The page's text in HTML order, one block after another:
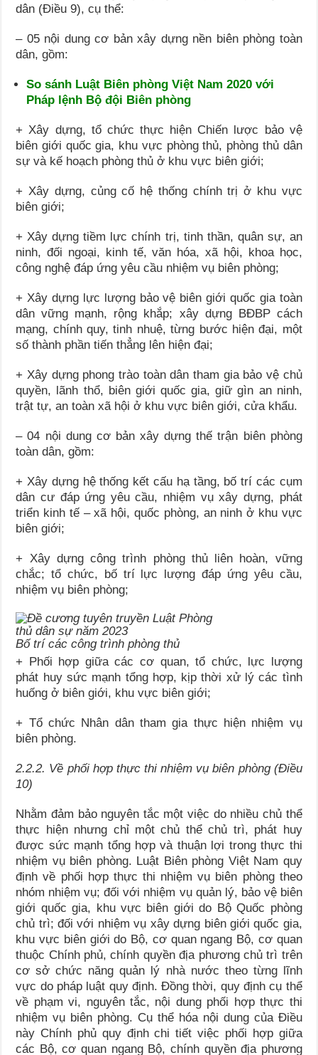
dân (Điều 9), cụ thể:
– 05 nội dung cơ bản xây dựng nền biên phòng toàn
dân, gồm:
So sánh Luật Biên phòng Việt Nam 2020 với
Pháp lệnh Bộ đội Biên phòng
+ Xây dựng, tổ chức thực hiện Chiến lược bảo vệ
biên giới quốc gia, khu vực phòng thủ, phòng thủ dân
sự và kế hoạch phòng thủ ở khu vực biên giới;
+ Xây dựng, củng cố hệ thống chính trị ở khu vực
biên giới;
+ Xây dựng tiềm lực chính trị, tinh thần, quân sự, an
ninh, đối ngoại, kinh tế, văn hóa, xã hội, khoa học,
công nghệ đáp ứng yêu cầu nhiệm vụ biên phòng;
+ Xây dựng lực lượng bảo vệ biên giới quốc gia toàn
dân vững mạnh, rộng khắp; xây dựng BĐBP cách
mạng, chính quy, tinh nhuệ, từng bước hiện đại, một
số thành phần tiến thẳng lên hiện đại;
+ Xây dựng phong trào toàn dân tham gia bảo vệ chủ
quyền, lãnh thổ, biên giới quốc gia, giữ gìn an ninh,
trật tự, an toàn xã hội ở khu vực biên giới, cửa khẩu.
– 04 nội dung cơ bản xây dựng thế trận biên phòng
toàn dân, gồm:
+ Xây dựng hệ thống kết cấu hạ tầng, bố trí các cụm
dân cư đáp ứng yêu cầu, nhiệm vụ xây dựng, phát
triển kinh tế – xã hội, quốc phòng, an ninh ở khu vực
biên giới;
+ Xây dựng công trình phòng thủ liên hoàn, vững
chắc; tổ chức, bố trí lực lượng đáp ứng yêu cầu,
nhiệm vụ biên phòng;
Bố trí các công trình phòng thủ
+ Phối hợp giữa các cơ quan, tổ chức, lực lượng
phát huy sức mạnh tổng hợp, kịp thời xử lý các tình
huống ở biên giới, khu vực biên giới;
+ Tổ chức Nhân dân tham gia thực hiện nhiệm vụ
biên phòng.
2.2.2. Về phối hợp thực thi nhiệm vụ biên phòng (Điều
10)
Nhằm đảm bảo nguyên tắc một việc do nhiều chủ thể
thực hiện nhưng chỉ một chủ thể chủ trì, phát huy
được sức mạnh tổng hợp và thuận lợi trong thực thi
nhiệm vụ biên phòng. Luật Biên phòng Việt Nam quy
định về phối hợp thực thi nhiệm vụ biên phòng theo
nhóm nhiệm vụ; đối với nhiệm vụ quản lý, bảo vệ biên
giới quốc gia, khu vực biên giới do Bộ Quốc phòng
chủ trì; đối với nhiệm vụ xây dựng biên giới quốc gia,
khu vực biên giới do Bộ, cơ quan ngang Bộ, cơ quan
thuộc Chính phủ, chính quyền địa phương chủ trì trên
cơ sở chức năng quản lý nhà nước theo từng lĩnh
vực do pháp luật quy định. Đồng thời, quy định cụ thể
về phạm vi, nguyên tắc, nội dung phối hợp thực thi
nhiệm vụ biên phòng. Cụ thể hóa nội dung của Điều
này Chính phủ quy định chi tiết việc phối hợp giữa
các Bộ, cơ quan ngang Bộ, chính quyền địa phương